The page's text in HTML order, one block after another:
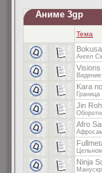
Аниме 3gp
Тема
Ангел
Kara
Jin Roh
Afro
Ninja